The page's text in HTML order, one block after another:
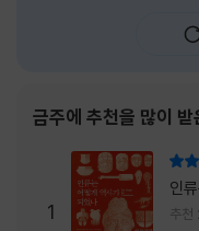
을 받
금주에 추천을 많이 받
1
인류
역
추